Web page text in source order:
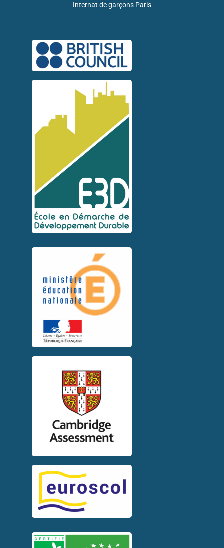
Internat de garçons Paris